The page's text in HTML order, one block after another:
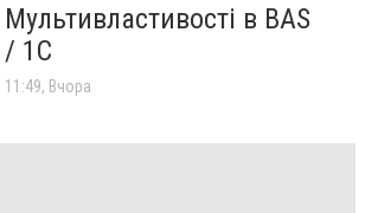
Мультивластивості в BAS
/ 1C
11:49, Вчора